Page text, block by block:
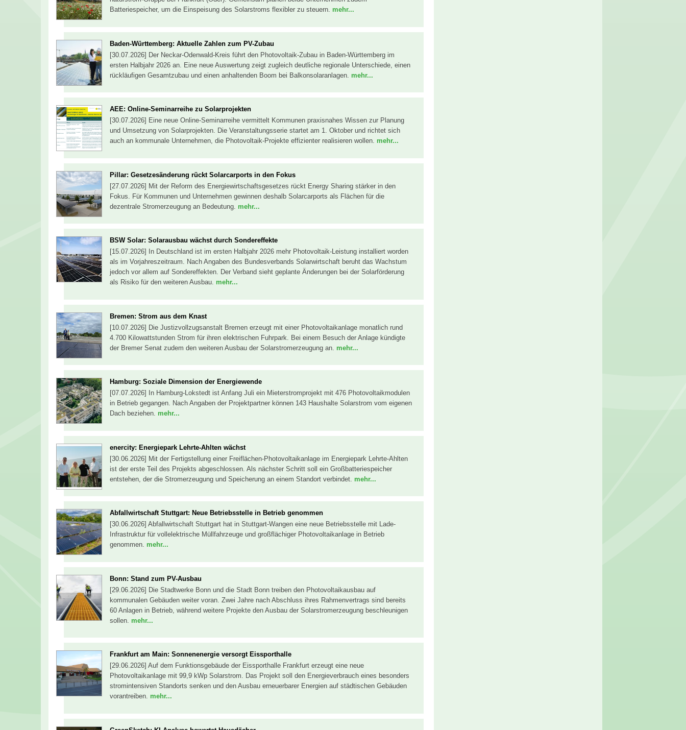
Batteriespeicher, um die Einspeisung des Solarstroms flexibler zu steuern. mehr...
Baden-Württemberg: Aktuelle Zahlen zum PV-Zubau
[30.07.2026] Der Neckar-Odenwald-Kreis führt den Photovoltaik-Zubau in Baden-Württemberg im
ersten Halbjahr 2026 an. Eine neue Auswertung zeigt zugleich deutliche regionale Unterschiede, einen
rückläufigen Gesamtzubau und einen anhaltenden Boom bei Balkonsolaranlagen. mehr...
AEE: Online-Seminarreihe zu Solarprojekten
[30.07.2026] Eine neue Online-Seminarreihe vermittelt Kommunen praxisnahes Wissen zur Planung
und Umsetzung von Solarprojekten. Die Veranstaltungsserie startet am 1. Oktober und richtet sich
auch an kommunale Unternehmen, die Photovoltaik-Projekte effizienter realisieren wollen. mehr...
Pillar: Gesetzesänderung rückt Solarcarports in den Fokus
[27.07.2026] Mit der Reform des Energiewirtschaftsgesetzes rückt Energy Sharing stärker in den
Fokus. Für Kommunen und Unternehmen gewinnen deshalb Solarcarports als Flächen für die
dezentrale Stromerzeugung an Bedeutung. mehr...
BSW Solar: Solarausbau wächst durch Sondereffekte
[15.07.2026] In Deutschland ist im ersten Halbjahr 2026 mehr Photovoltaik-Leistung installiert worden
als im Vorjahreszeitraum. Nach Angaben des Bundesverbands Solarwirtschaft beruht das Wachstum
jedoch vor allem auf Sondereffekten. Der Verband sieht geplante Änderungen bei der Solarförderung
als Risiko für den weiteren Ausbau. mehr...
Bremen: Strom aus dem Knast
[10.07.2026] Die Justizvollzugsanstalt Bremen erzeugt mit einer Photovoltaikanlage monatlich rund
4.700 Kilowattstunden Strom für ihren elektrischen Fuhrpark. Bei einem Besuch der Anlage kündigte
der Bremer Senat zudem den weiteren Ausbau der Solarstromerzeugung an. mehr...
Hamburg: Soziale Dimension der Energiewende
[07.07.2026] In Hamburg-Lokstedt ist Anfang Juli ein Mieterstromprojekt mit 476 Photovoltaikmodulen
in Betrieb gegangen. Nach Angaben der Projektpartner können 143 Haushalte Solarstrom vom eigenen
Dach beziehen. mehr...
enercity: Energiepark Lehrte-Ahlten wächst
[30.06.2026] Mit der Fertigstellung einer Freiflächen-Photovoltaikanlage im Energiepark Lehrte-Ahlten
ist der erste Teil des Projekts abgeschlossen. Als nächster Schritt soll ein Großbatteriespeicher
entstehen, der die Stromerzeugung und Speicherung an einem Standort verbindet. mehr...
Abfallwirtschaft Stuttgart: Neue Betriebsstelle in Betrieb genommen
[30.06.2026] Abfallwirtschaft Stuttgart hat in Stuttgart-Wangen eine neue Betriebsstelle mit Lade-
Infrastruktur für vollelektrische Müllfahrzeuge und großflächiger Photovoltaikanlage in Betrieb
genommen. mehr...
Bonn: Stand zum PV-Ausbau
[29.06.2026] Die Stadtwerke Bonn und die Stadt Bonn treiben den Photovoltaikausbau auf
kommunalen Gebäuden weiter voran. Zwei Jahre nach Abschluss ihres Rahmenvertrags sind bereits
60 Anlagen in Betrieb, während weitere Projekte den Ausbau der Solarstromerzeugung beschleunigen
sollen. mehr...
Frankfurt am Main: Sonnenenergie versorgt Eissporthalle
[29.06.2026] Auf dem Funktionsgebäude der Eissporthalle Frankfurt erzeugt eine neue
Photovoltaikanlage mit 99,9 kWp Solarstrom. Das Projekt soll den Energieverbrauch eines besonders
stromintensiven Standorts senken und den Ausbau erneuerbarer Energien auf städtischen Gebäuden
vorantreiben. mehr...